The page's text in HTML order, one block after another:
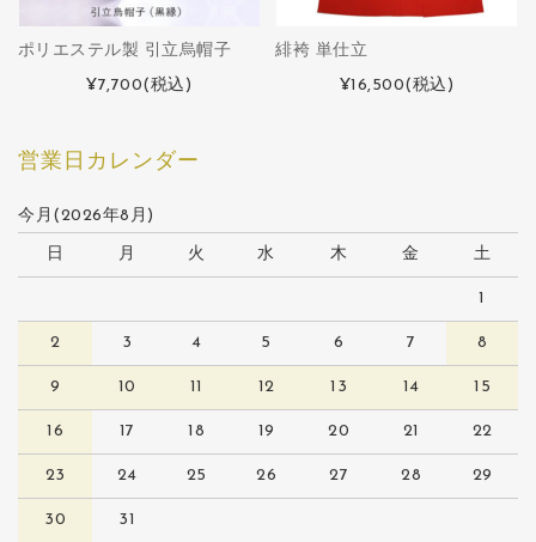
ポリエステル製 引立烏帽子
¥7,700(税込)
緋袴 単仕立
¥16,500(税込)
営業日カレンダー
今月(2026年8月)
日 月 火 水 木 金 土
1
2 3 4 5 6 7 8
9 10 11 12 13 14 15
16 17 18 19 20 21 22
23 24 25 26 27 28 29
30 31